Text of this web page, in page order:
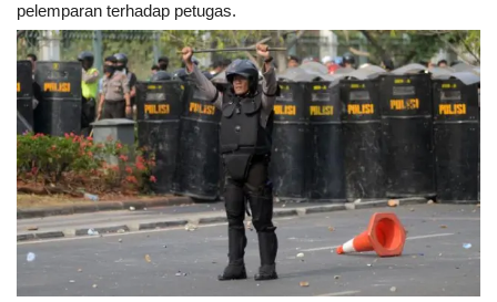
pelemparan terhadap petugas.